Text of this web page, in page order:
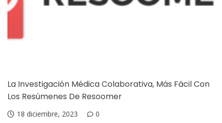
La Investigación Médica Colaborativa, Más Fácil Con
Los Resúmenes De Resoomer
18 diciembre, 2023 0